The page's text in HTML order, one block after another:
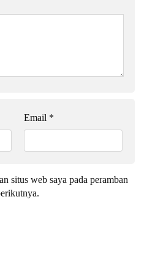
Email *
situs web saya pada peramban